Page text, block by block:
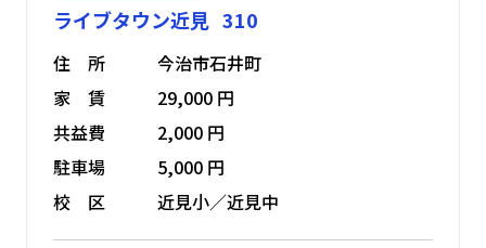
ライブタウン近見 310
住 所
今治市石井町
家 賃
29,000 円
共益費
2,000 円
駐車場
5,000 円
校 区
近見小／近見中